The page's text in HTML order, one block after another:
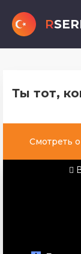
R
Ты тот,
Смотреть